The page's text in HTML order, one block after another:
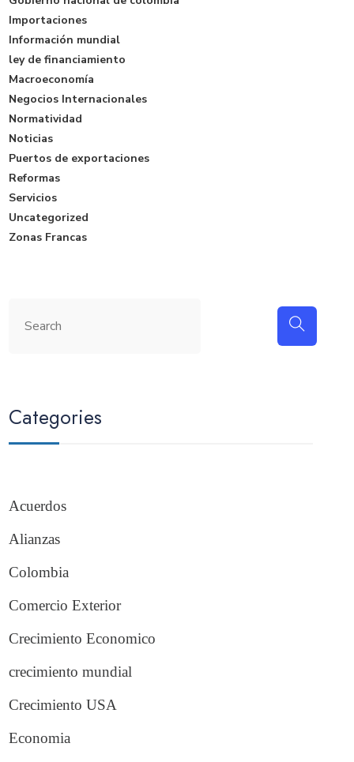
Importaciones
Información mundial
ley de financiamiento
Macroeconomía
Negocios Internacionales
Normatividad
Noticias
Puertos de exportaciones
Reformas
Servicios
Uncategorized
Zonas Francas
Categories
Acuerdos
Alianzas
Colombia
Comercio Exterior
Crecimiento Economico
crecimiento mundial
Crecimiento USA
Economia